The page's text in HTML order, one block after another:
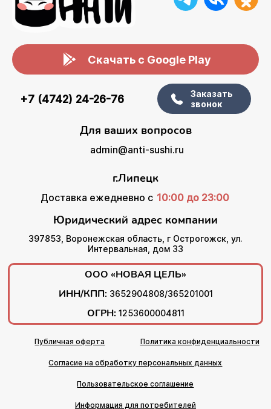
Скачать с Google Play
+7 (4742) 24-26-76
Заказать
звонок
Для ваших вопросов
admin@anti-sushi.ru
г.Липецк
Доставка ежедневно с 10:00 до 23:00
Юридический адрес компании
397853, Воронежская область, г Острогожск, ул.
Интервальная, дом 33
ООО «НОВАЯ ЦЕЛЬ»
ИНН/КПП: 3652904808/365201001
ОГРН: 1253600004811
Публичная оферта Политика конфиденциальности
Согласие на обработку персональных данных
Пользовательское соглашение
Информация для потребителей